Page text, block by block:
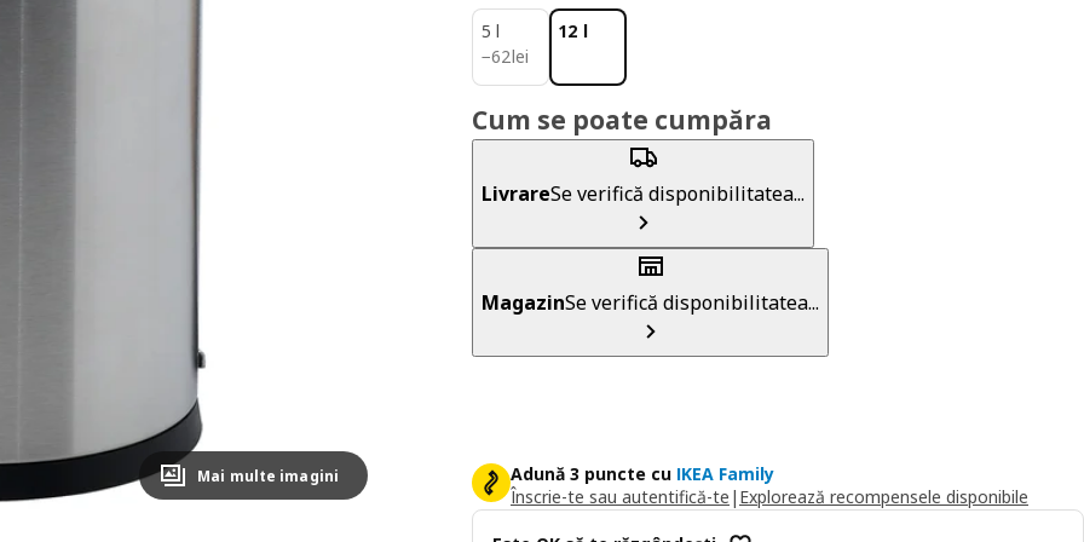
Mai multe imagini
5 l
−62lei
62lei
12 l
Cum se poate cumpăra
LivrareSe verifică disponibilitatea...
MagazinSe verifică disponibilitatea...
Adună 3 puncte cu IKEA Family
Înscrie-te sau autentifică-te | Explorează recompensele disponibile